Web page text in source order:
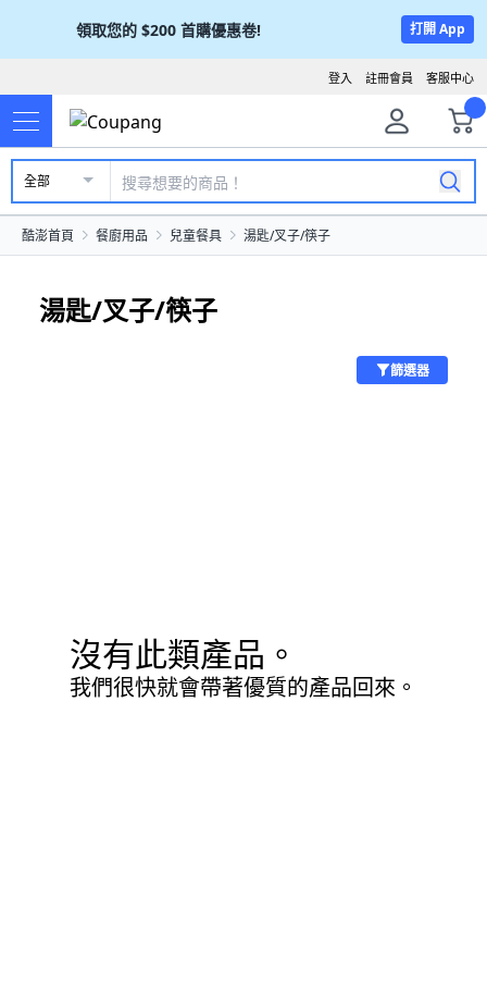
領取您的 $200 首購優惠卷! 打開 App
客服中心
註冊會員
登入
全部
酷澎首頁 餐廚用品 兒童餐具 湯匙/叉子/筷子
湯匙/叉子/筷子
篩選器
沒有此類產品。
我們很快就會帶著優質的產品回來。